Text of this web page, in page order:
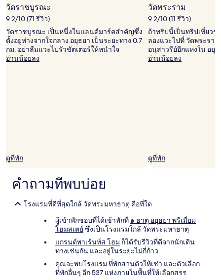
วัดราชบูรณะ
9.2/10 (71 รีวิว)
วัดราชบูรณะ เป็นหนึ่งในแลนด์มาร์คสำคัญซึ่ง
ตั้งอยู่ห่างจากใจกลาง อยุธยา เป็นระยะทาง 0.7
กม. อย่าลืมแวะไปรัวชัตเตอร์ให้หนำใจ
อ่านน้อยลง
ดูที่พัก
วัดพระราม
9.2/10 (11 รีวิว)
ถ้าทริปนี้เป็นทริปเที่ยว
ลองแวะไปที่ วัดพระรา
อนุสาวรีย์อีกแห่งใน อยุธ
อ่านน้อยลง
ดูที่พัก
คำถามที่พบบ่อย
โรงแรมที่ดีที่สุดใกล้ วัดพระมหาธาตุ คือที่ใด
ผู้เข้าพักชอบที่ได้เข้าพักที่ ๑ ธาตุ อยุธยา พรีเมี่ยม
โฮมสเตย์ ซึ่งเป็นโรงแรมใกล้ วัดพระมหาธาตุ
แกรนด์พาเร้นท์ส โฮม ก็ได้รับรีวิวที่ดีจากนักเดิน
ทางเช่นกัน และอยู่ในระยะไม่กี่ก้าว
คุณจะพบโรงแรม ที่พักส่วนตัวให้เช่า และตัวเลือก
ที่พักอื่นๆ อีก 537 แห่งภายในพื้นที่ให้เลือกสรร